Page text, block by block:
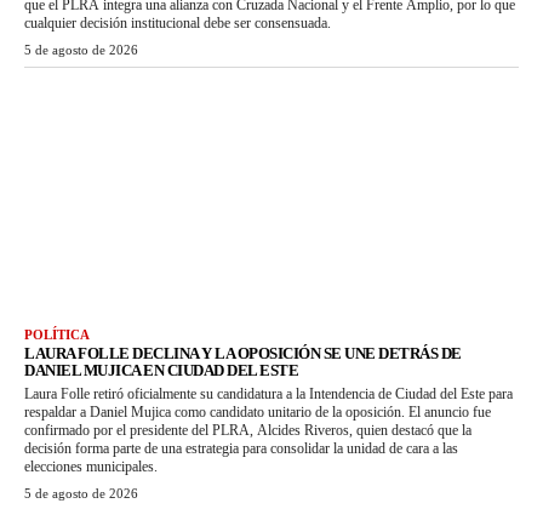
que el PLRA integra una alianza con Cruzada Nacional y el Frente Amplio, por lo que
cualquier decisión institucional debe ser consensuada.
5 de agosto de 2026
POLÍTICA
LAURA FOLLE DECLINA Y LA OPOSICIÓN SE UNE DETRÁS DE
DANIEL MUJICA EN CIUDAD DEL ESTE
Laura Folle retiró oficialmente su candidatura a la Intendencia de Ciudad del Este para
respaldar a Daniel Mujica como candidato unitario de la oposición. El anuncio fue
confirmado por el presidente del PLRA, Alcides Riveros, quien destacó que la
decisión forma parte de una estrategia para consolidar la unidad de cara a las
elecciones municipales.
5 de agosto de 2026